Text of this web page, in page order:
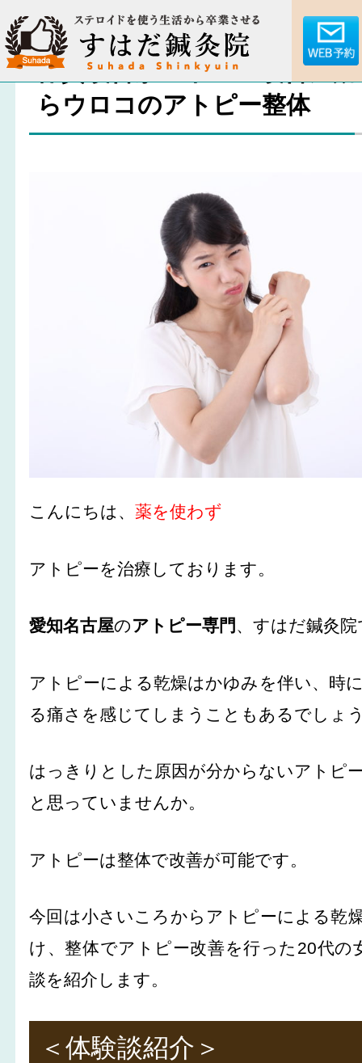
体質改善がアトピー改善に
らウロコのアトピー整体
こんにちは、薬を使わず
アトピーを治療しております。
愛知名古屋のアトピー専門 、すはだ鍼灸
アトピーによる乾燥はかゆみを伴い、時
る痛さを感じてしまうこともあるでしょ
はっきりとした原因が分からないアトピ
と思っていませんか。
アトピーは整体で改善が可能です。
今回は小さいころからアトピーによる乾
け、整体でアトピー改善を行った20代の
談を紹介します。
＜体験談紹介＞